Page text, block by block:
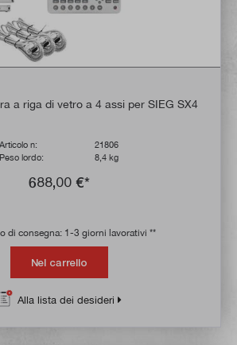
a riga di vetro a 4 assi per SIEG SX4
Articolo n:
21806
Peso lordo:
8,4 kg
688,00 €*
di consegna: 1-3 giorni lavorativi **
Nel carrello
Alla lista dei desideri